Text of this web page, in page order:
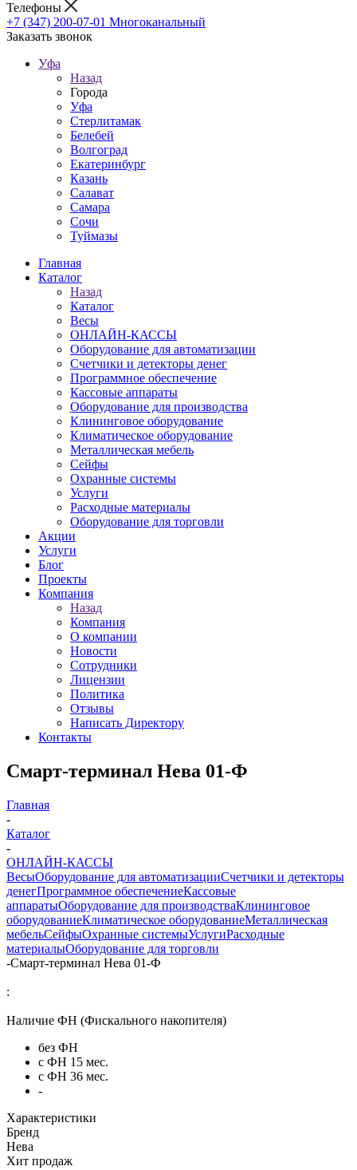
Телефоны
+7 (347) 200-07-01 Многоканальный
Заказать звонок
Уфа
Назад
Города
Уфа
Стерлитамак
Белебей
Волгоград
Екатеринбург
Казань
Салават
Самара
Сочи
Туймазы
Главная
Каталог
Назад
Каталог
Весы
ОНЛАЙН-КАССЫ
Оборудование для автоматизации
Счетчики и детекторы денег
Программное обеспечение
Кассовые аппараты
Оборудование для производства
Клининговое оборудование
Климатическое оборудование
Металлическая мебель
Сейфы
Охранные системы
Услуги
Расходные материалы
Оборудование для торговли
Акции
Услуги
Блог
Проекты
Компания
Назад
Компания
О компании
Новости
Сотрудники
Лицензии
Политика
Отзывы
Написать Директору
Контакты
Смарт-терминал Нева 01-Ф
Главная
-
Каталог
-
ОНЛАЙН-КАССЫ
ВесыОборудование для автоматизацииСчетчики и детекторы
денегПрограммное обеспечениеКассовые
аппаратыОборудование для производстваКлининговое
оборудованиеКлиматическое оборудованиеМеталлическая
мебельСейфыОхранные системыУслугиРасходные
материалыОборудование для торговли
-Смарт-терминал Нева 01-Ф
:
Наличие ФН (Фискального накопителя)
без ФН
с ФН 15 мес.
с ФН 36 мес.
-
Характеристики
Бренд
Нева
Хит продаж